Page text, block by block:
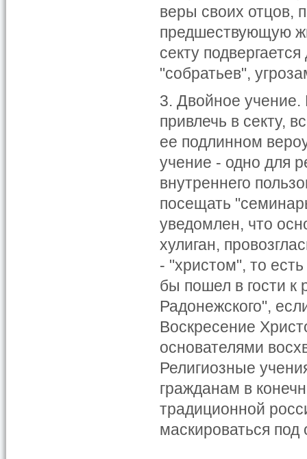
веры своих отцов,
предшествующую
секту
"собратьев",
3. Двойное
привлечь в секту,
ее подлинном
учение - одно для
внутреннего
посещать
уведомлен, что
хулиган,
- "христом", то
бы пошел в гости
Радонежского",
Воскресение
основателями
Религиозные
гражданам в
традиционной
маскироваться